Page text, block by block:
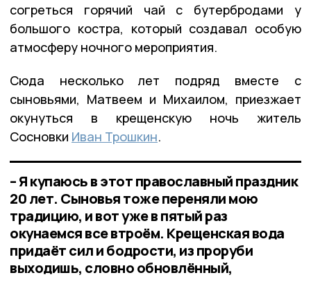
согреться горячий чай с бутербродами у
большого костра, который создавал особую
атмосферу ночного мероприятия.
Сюда несколько лет подряд вместе с
сыновьями, Матвеем и Михаилом, приезжает
окунуться в крещенскую ночь житель
Сосновки Иван Трошкин.
– Я купаюсь в этот православный праздник
20 лет. Сыновья тоже переняли мою
традицию, и вот уже в пятый раз
окунаемся все втроём. Крещенская вода
придаёт сил и бодрости, из проруби
выходишь, словно обновлённый,